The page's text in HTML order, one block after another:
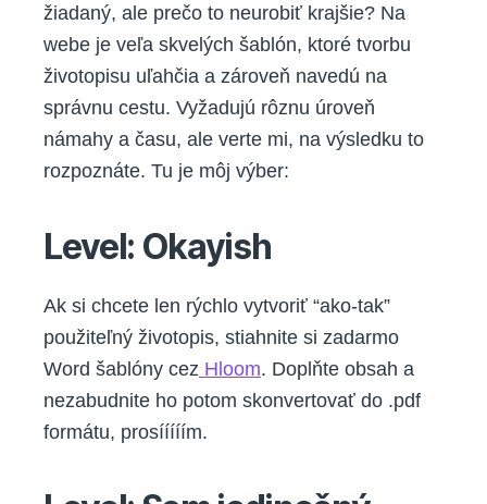
žiadaný, ale prečo to neurobiť krajšie? Na
webe je veľa skvelých šablón, ktoré tvorbu
životopisu uľahčia a zároveň navedú na
správnu cestu. Vyžadujú rôznu úroveň
námahy a času, ale verte mi, na výsledku to
rozpoznáte. Tu je môj výber:
Level: Okayish
Ak si chcete len rýchlo vytvoriť “ako-tak”
použiteľný životopis, stiahnite si zadarmo
Word šablóny cez Hloom. Doplňte obsah a
nezabudnite ho potom skonvertovať do .pdf
formátu, prosííííím.